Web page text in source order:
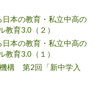
本の教育・私立中高の
育3.0（２）
本の教育・私立中高の
育3.0（１）
構 第2回「新中学入